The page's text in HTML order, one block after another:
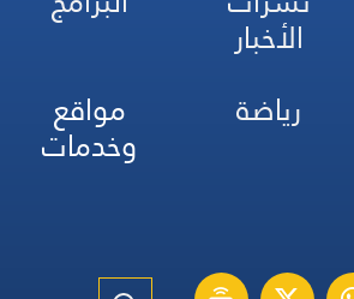
الأخبار
رياضة مواقع
وخدمات